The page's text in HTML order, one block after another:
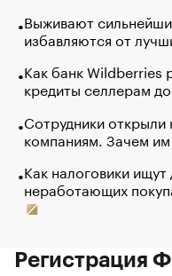
Выживают
избавляются от
Как банк Wildberries
кредиты селлерам
Сотрудники
компаниям. Зачем
Как налоговики
неработающих
Регистрация